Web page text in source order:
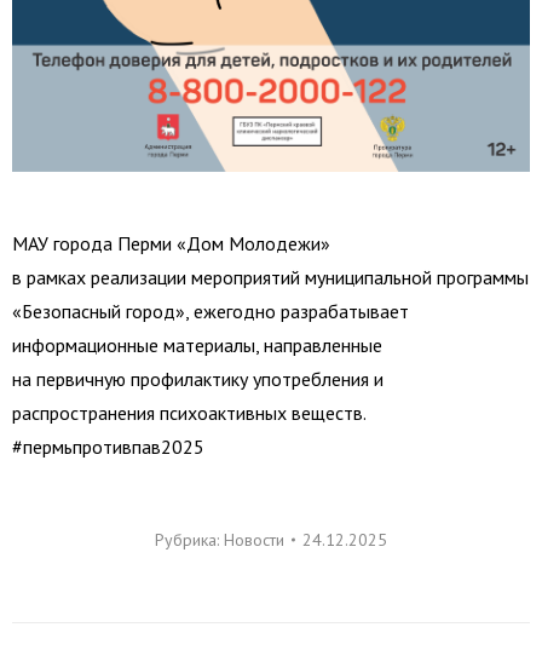
МАУ города Перми «Дом Молодежи»
в рамках реализации мероприятий муниципальной программы
«Безопасный город», ежегодно разрабатывает
информационные материалы, направленные
на первичную профилактику употребления и
распространения психоактивных веществ.
#пермьпротивпав2025
Рубрика: Новости 24.12.2025